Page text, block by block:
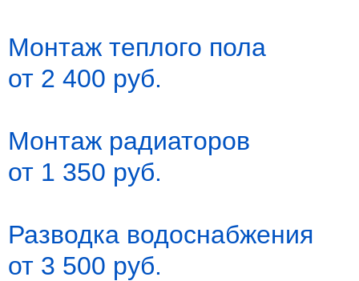
Монтаж теплого пола
от 2 400 руб.
Монтаж радиаторов
от 1 350 руб.
Разводка водоснабжения
от 3 500 руб.